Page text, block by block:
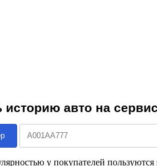
у покупателей